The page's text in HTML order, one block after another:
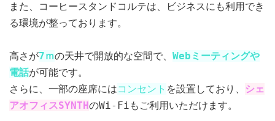
また、コーヒースタンドコルテは、ビジネスにも利用でき
る環境が整っております。
高さが7ｍの天井で開放的な空間で、 Webミーティングや
電話が可能です。
さらに、一部の座席にはコンセント を設置しており、
シェ
アオフィスSYNTHのWi-Fiもご利用いただけます。